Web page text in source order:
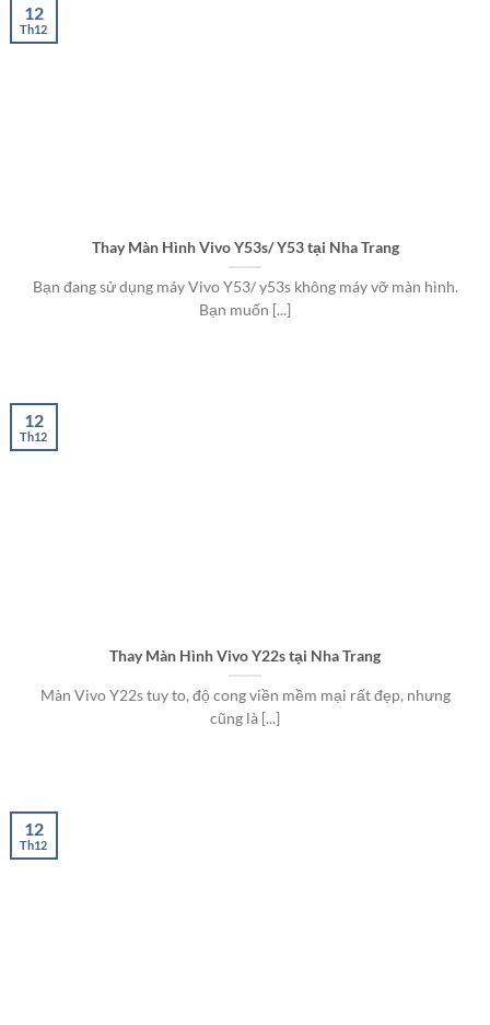
Thay Màn Hình Vivo Y53s/ Y53 tại Nha Trang
Bạn đang sử dụng máy Vivo Y53/ y53s không máy vỡ màn hình.
Bạn muốn [...]
12
Th12
Thay Màn Hình Vivo Y22s tại Nha Trang
Màn Vivo Y22s tuy to, độ cong viền mềm mại rất đẹp, nhưng
cũng là [...]
12
Th12
12
Th12